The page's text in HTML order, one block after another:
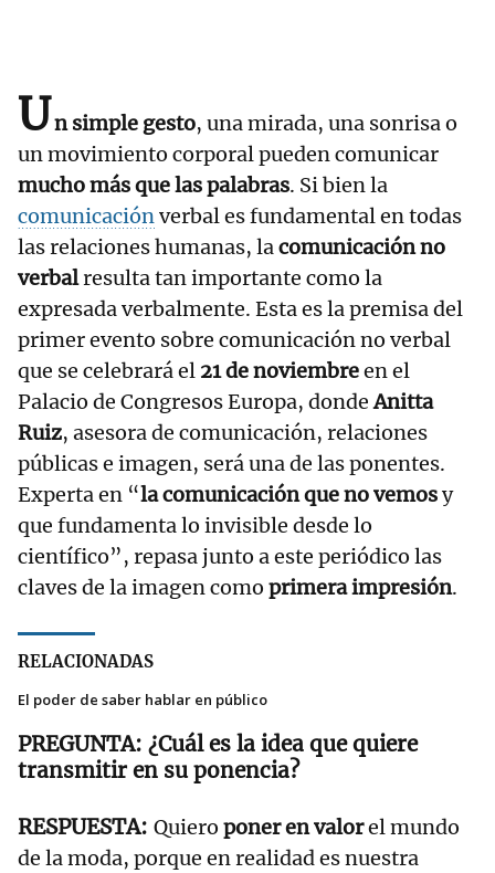
Un simple gesto, una mirada, una sonrisa o
un movimiento corporal pueden comunicar
mucho más que las palabras. Si bien la
comunicaciónverbal es fundamental en todas
las relaciones humanas, lacomunicación no
verbalresulta tan importante como la
expresada verbalmente. Esta es la premisa del
primer evento sobre comunicación no verbal
que se celebrará el 21 de noviembreen el
Palacio de Congresos Europa, dondeAnitta
Ruiz, asesora de comunicación, relaciones
públicas e imagen, será una de las ponentes.
Experta en “la comunicación que no vemosy
que fundamenta lo invisible desde lo
científico”, repasa junto a este periódico las
claves de la imagen como primera impresión.
RELACIONADAS
El poder de saber hablar en público
¿Cuál es la idea que quiere
transmitir en su ponencia?
Quiero poner en valorel mundo
de la moda, porque en realidad es nuestra